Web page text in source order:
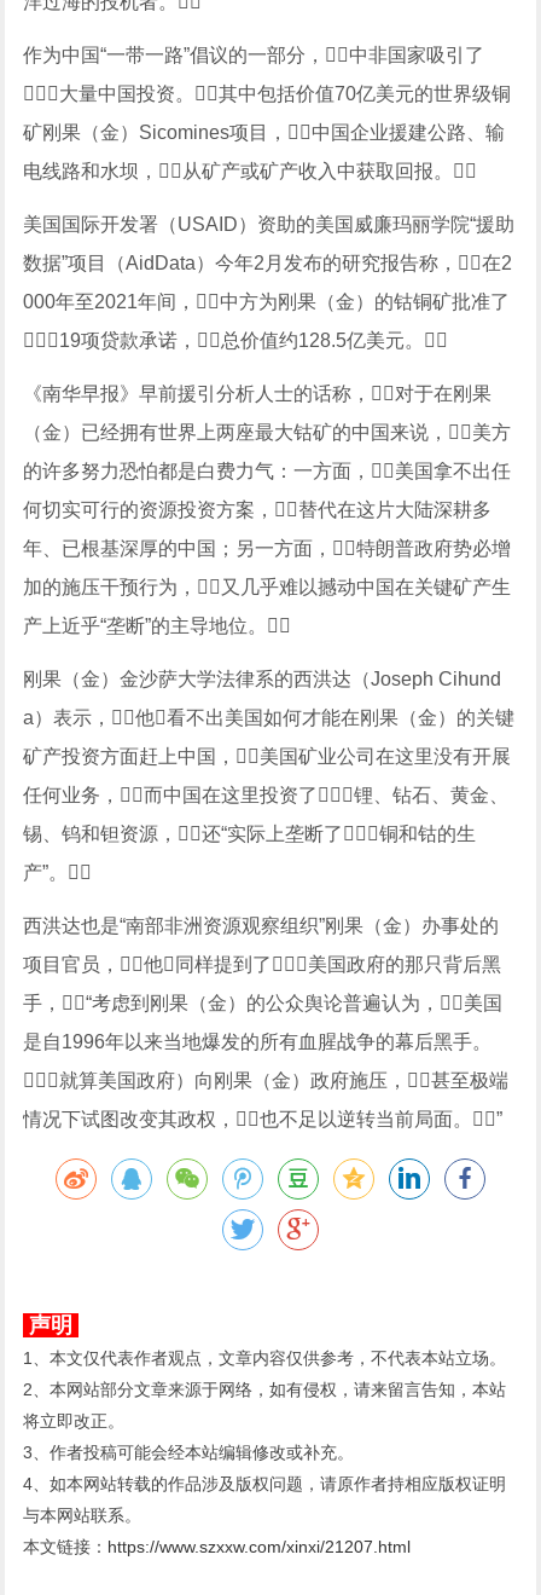
作为中国“一带一路”倡议的一部分，中非国家吸引了
大量中国投资。其中包括价值70亿美元的世界级铜
矿刚果（金）Sicomines项目，中国企业援建公路、输
电线路和水坝，从矿产或矿产收入中获取回报。
美国国际开发署（USAID）资助的美国威廉玛丽学院“援助
数据”项目（AidData）今年2月发布的研究报告称，在2
000年至2021年间，中方为刚果（金）的钴铜矿批准了
19项贷款承诺，总价值约128.5亿美元。
《南华早报》早前援引分析人士的话称，对于在刚果
（金）已经拥有世界上两座最大钴矿的中国来说，美方
的许多努力恐怕都是白费力气：一方面，美国拿不出任
何切实可行的资源投资方案，替代在这片大陆深耕多
年、已根基深厚的中国；另一方面，特朗普政府势必增
加的施压干预行为，又几乎难以撼动中国在关键矿产生
产上近乎“垄断”的主导地位。
刚果（金）金沙萨大学法律系的西洪达（Joseph Cihund
a）表示，他看不出美国如何才能在刚果（金）的关键
矿产投资方面赶上中国，美国矿业公司在这里没有开展
任何业务，而中国在这里投资了锂、钻石、黄金、
锡、钨和钽资源，还“实际上垄断了铜和钴的生
产”。
西洪达也是“南部非洲资源观察组织”刚果（金）办事处的
项目官员，他同样提到了美国政府的那只背后黑
手，“考虑到刚果（金）的公众舆论普遍认为，美国
是自1996年以来当地爆发的所有血腥战争的幕后黑手。
（就算美国政府）向刚果（金）政府施压，甚至极端
情况下试图改变其政权，也不足以逆转当前局面。”
声明
1、本文仅代表作者观点，文章内容仅供参考，不代表本站立场。
2、本网站部分文章来源于网络，如有侵权，请来留言告知，本站
将立即改正。
3、作者投稿可能会经本站编辑修改或补充。
4、如本网站转载的作品涉及版权问题，请原作者持相应版权证明
与本网站联系。
本文链接： https://www.szxxw.com/xinxi/21207.html